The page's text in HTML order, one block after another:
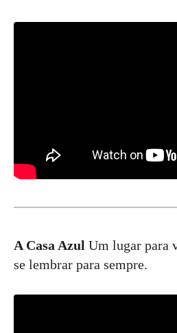
A Casa Azul Um lugar para
se lembrar para sempre.